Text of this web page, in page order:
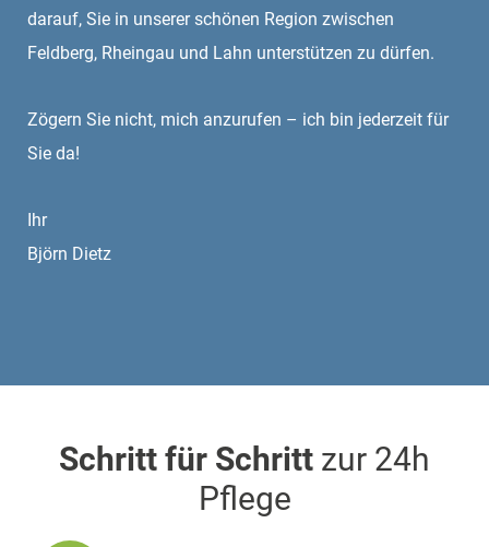
darauf, Sie in unserer schönen Region zwischen
Feldberg, Rheingau und Lahn unterstützen zu dürfen.
Zögern Sie nicht, mich anzurufen – ich bin jederzeit für
Sie da!
Ihr
Björn Dietz
Schritt für Schritt zur 24h
Pflege